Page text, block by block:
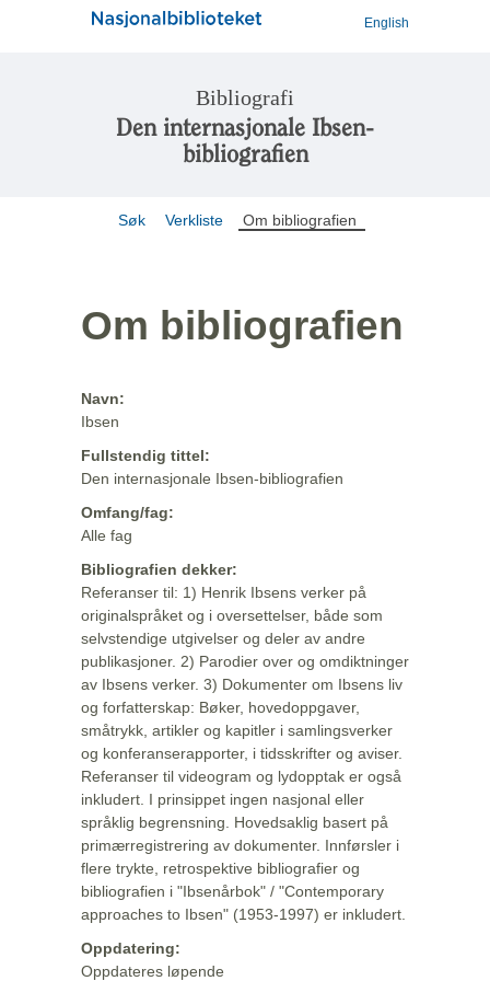
English
Bibliografi
Den internasjonale Ibsen-
bibliografien
Søk Verkliste Om bibliografien
Om bibliografien
Navn:
Ibsen
Fullstendig tittel:
Den internasjonale Ibsen-bibliografien
Omfang/fag:
Alle fag
Bibliografien dekker:
Referanser til: 1) Henrik Ibsens verker på
originalspråket og i oversettelser, både som
selvstendige utgivelser og deler av andre
publikasjoner. 2) Parodier over og omdiktninger
av Ibsens verker. 3) Dokumenter om Ibsens liv
og forfatterskap: Bøker, hovedoppgaver,
småtrykk, artikler og kapitler i samlingsverker
og konferanserapporter, i tidsskrifter og aviser.
Referanser til videogram og lydopptak er også
inkludert. I prinsippet ingen nasjonal eller
språklig begrensning. Hovedsaklig basert på
primærregistrering av dokumenter. Innførsler i
flere trykte, retrospektive bibliografier og
bibliografien i "Ibsenårbok" / "Contemporary
approaches to Ibsen" (1953-1997) er inkludert.
Oppdatering:
Oppdateres løpende